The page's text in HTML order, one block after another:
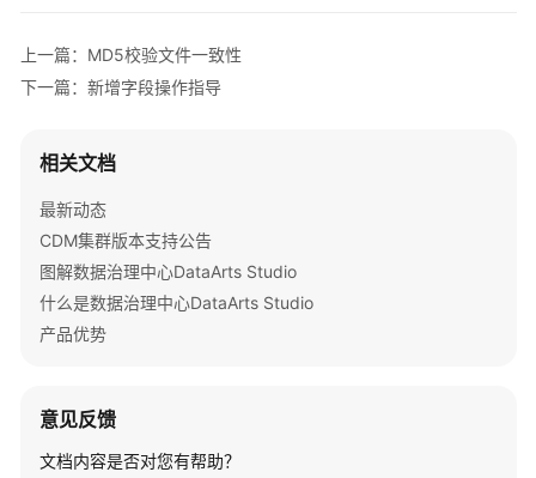
上一篇：MD5校验文件一致性
下一篇：新增字段操作指导
相关文档
最新动态
CDM集群版本支持公告
图解数据治理中心DataArts Studio
什么是数据治理中心DataArts Studio
产品优势
意见反馈
文档内容是否对您有帮助？